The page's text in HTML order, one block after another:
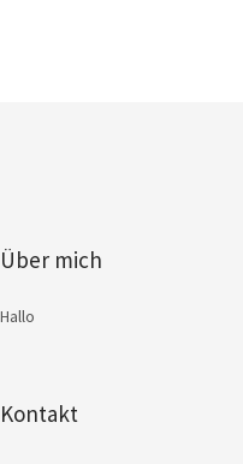
Über mich
Hallo
Kontakt